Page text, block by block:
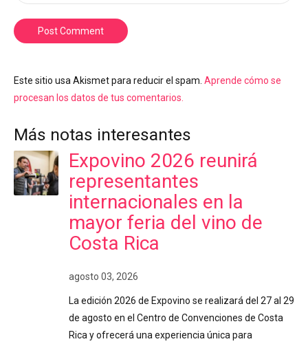
Post Comment
Este sitio usa Akismet para reducir el spam. Aprende cómo se
procesan los datos de tus comentarios.
Más notas interesantes
Expovino 2026 reunirá
representantes
internacionales en la
mayor feria del vino de
Costa Rica
agosto 03, 2026
La edición 2026 de Expovino se realizará del 27 al 29
de agosto en el Centro de Convenciones de Costa
Rica y ofrecerá una experiencia única para